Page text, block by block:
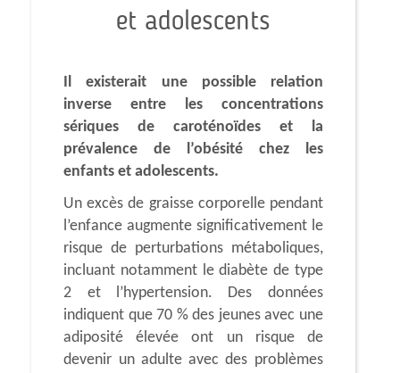
et adolescents
Il existerait une possible relation
inverse entre les concentrations
sériques de caroténoïdes et la
prévalence de l’obésité chez les
enfants et adolescents.
Un excès de graisse corporelle pendant
l’enfance augmente significativement le
risque de perturbations métaboliques,
incluant notamment le diabète de type
2 et l’hypertension. Des données
indiquent que 70 % des jeunes avec une
adiposité élevée ont un risque de
devenir un adulte avec des problèmes